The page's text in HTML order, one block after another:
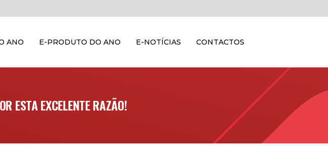
ANO E-PRODUTO DO ANO E-NOTÍCIAS CONTACTOS
ESTA EXCELENTE RAZÃO!